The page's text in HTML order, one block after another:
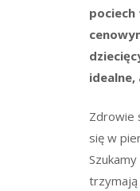
Zdrowie
się w
trzymają